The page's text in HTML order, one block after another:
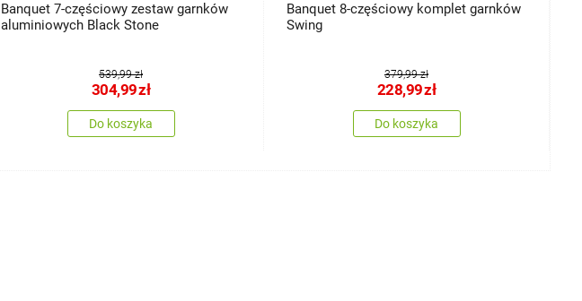
Banquet 7-częściowy zestaw garnków
aluminiowych Black Stone
539,99 zł
304,99zł
Do koszyka
Banquet 8-częściowy komplet garnków
Swing
379,99 zł
228,99zł
Do koszyka